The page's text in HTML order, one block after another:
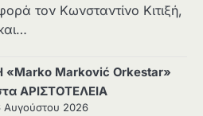
τον Κωνσταντίνο Κιτιξή,
«Marko Marković Orkestar»
ΑΡΙΣΤΟΤΕΛΕΙΑ
Αυγούστου 2026